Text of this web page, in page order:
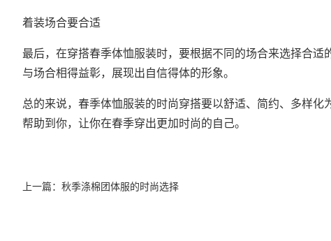
着装场合要合适
最后，在穿搭春季体恤服装时，要根据不同的场合来选择合
与场合相得益彰，展现出自信得体的形象。
总的来说， 春季体恤服装的时尚穿搭要以舒适、简约、多样化
帮助到你，让你在春季穿出更加时尚的自己。
上一篇： 秋季涤棉团体服的时尚选择